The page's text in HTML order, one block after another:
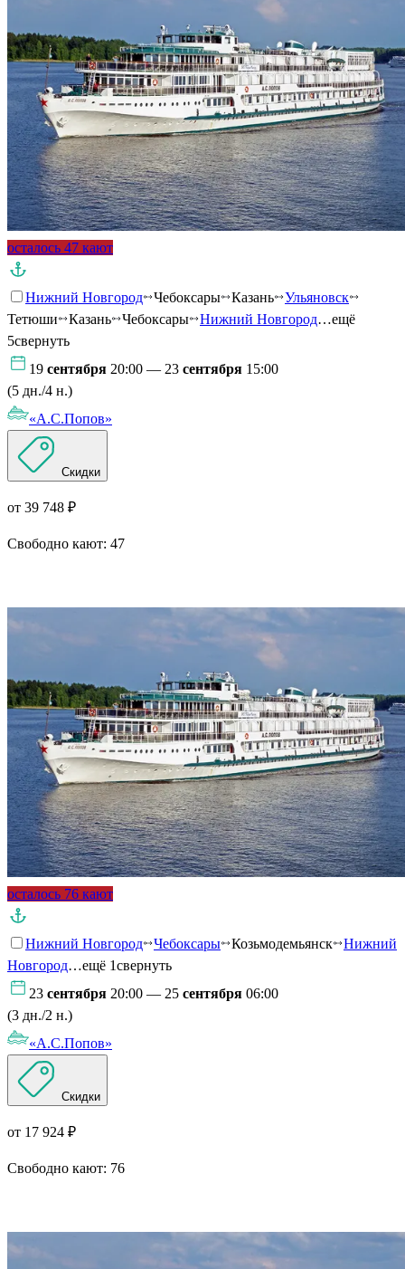
осталось 47 кают
Нижний Новгород Чебоксары Казань
Ульяновск
Тетюши
Казань Чебоксары Нижний Новгород…ещё
5свернуть
19 сентября 20:00 — 23 сентября 15:00
(5 дн./4 н.)
«А.С.Попов»
Скидки
от 39 748 ₽
Свободно кают: 47
осталось 76 кают
Нижний Новгород Чебоксары Козьмодемьянск
Нижний
Новгород…ещё 1свернуть
23 сентября 20:00 — 25 сентября 06:00
(3 дн./2 н.)
«А.С.Попов»
Скидки
от 17 924 ₽
Свободно кают: 76